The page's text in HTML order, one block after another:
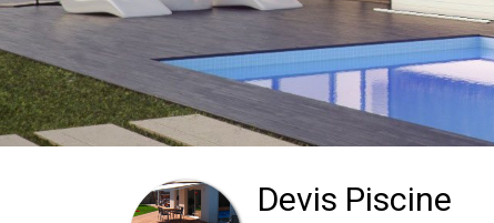
Devis Piscine